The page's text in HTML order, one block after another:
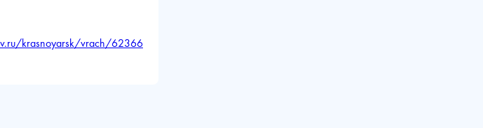
krasnoyarsk/vrach/62366